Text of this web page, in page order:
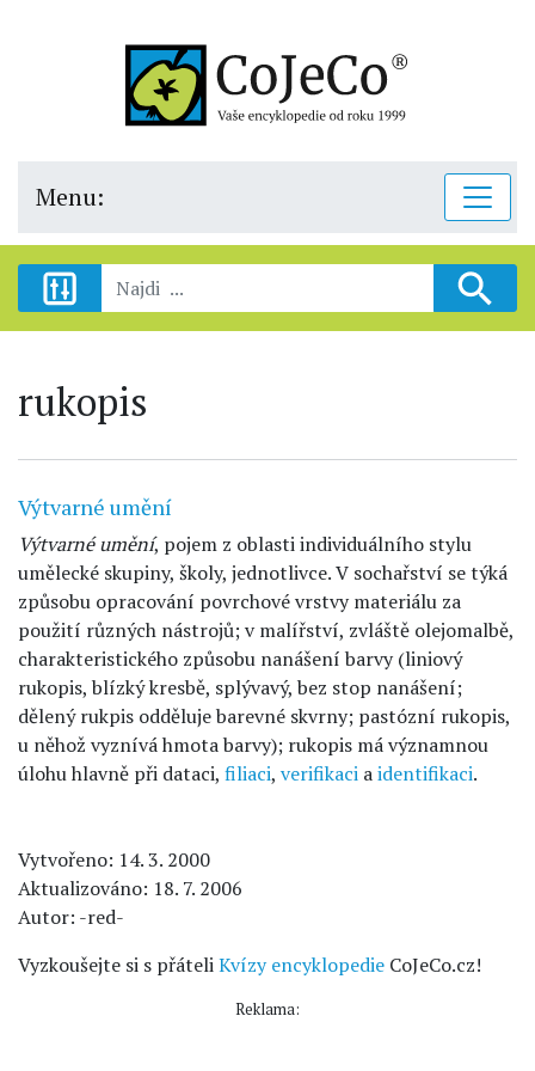
Menu:
rukopis
Výtvarné umění
Výtvarné umění, pojem z oblasti individuálního stylu
umělecké skupiny, školy, jednotlivce. V sochařství se týká
způsobu opracování povrchové vrstvy materiálu za
použití různých nástrojů; v malířství, zvláště olejomalbě,
charakteristického způsobu nanášení barvy (liniový
rukopis, blízký kresbě, splývavý, bez stop nanášení;
dělený rukpis odděluje barevné skvrny; pastózní rukopis,
u něhož vyznívá hmota barvy); rukopis má významnou
úlohu hlavně při dataci, filiaci, verifikaci aidentifikaci.
Vytvořeno: 14. 3. 2000
Aktualizováno: 18. 7. 2006
Autor: -red-
Vyzkoušejte si s přáteliKvízy encyklopedie CoJeCo.cz!
Reklama: